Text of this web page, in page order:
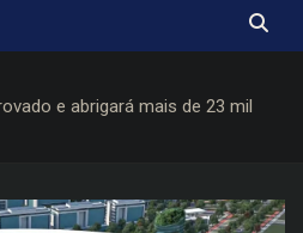
e abrigará mais de 23 mil